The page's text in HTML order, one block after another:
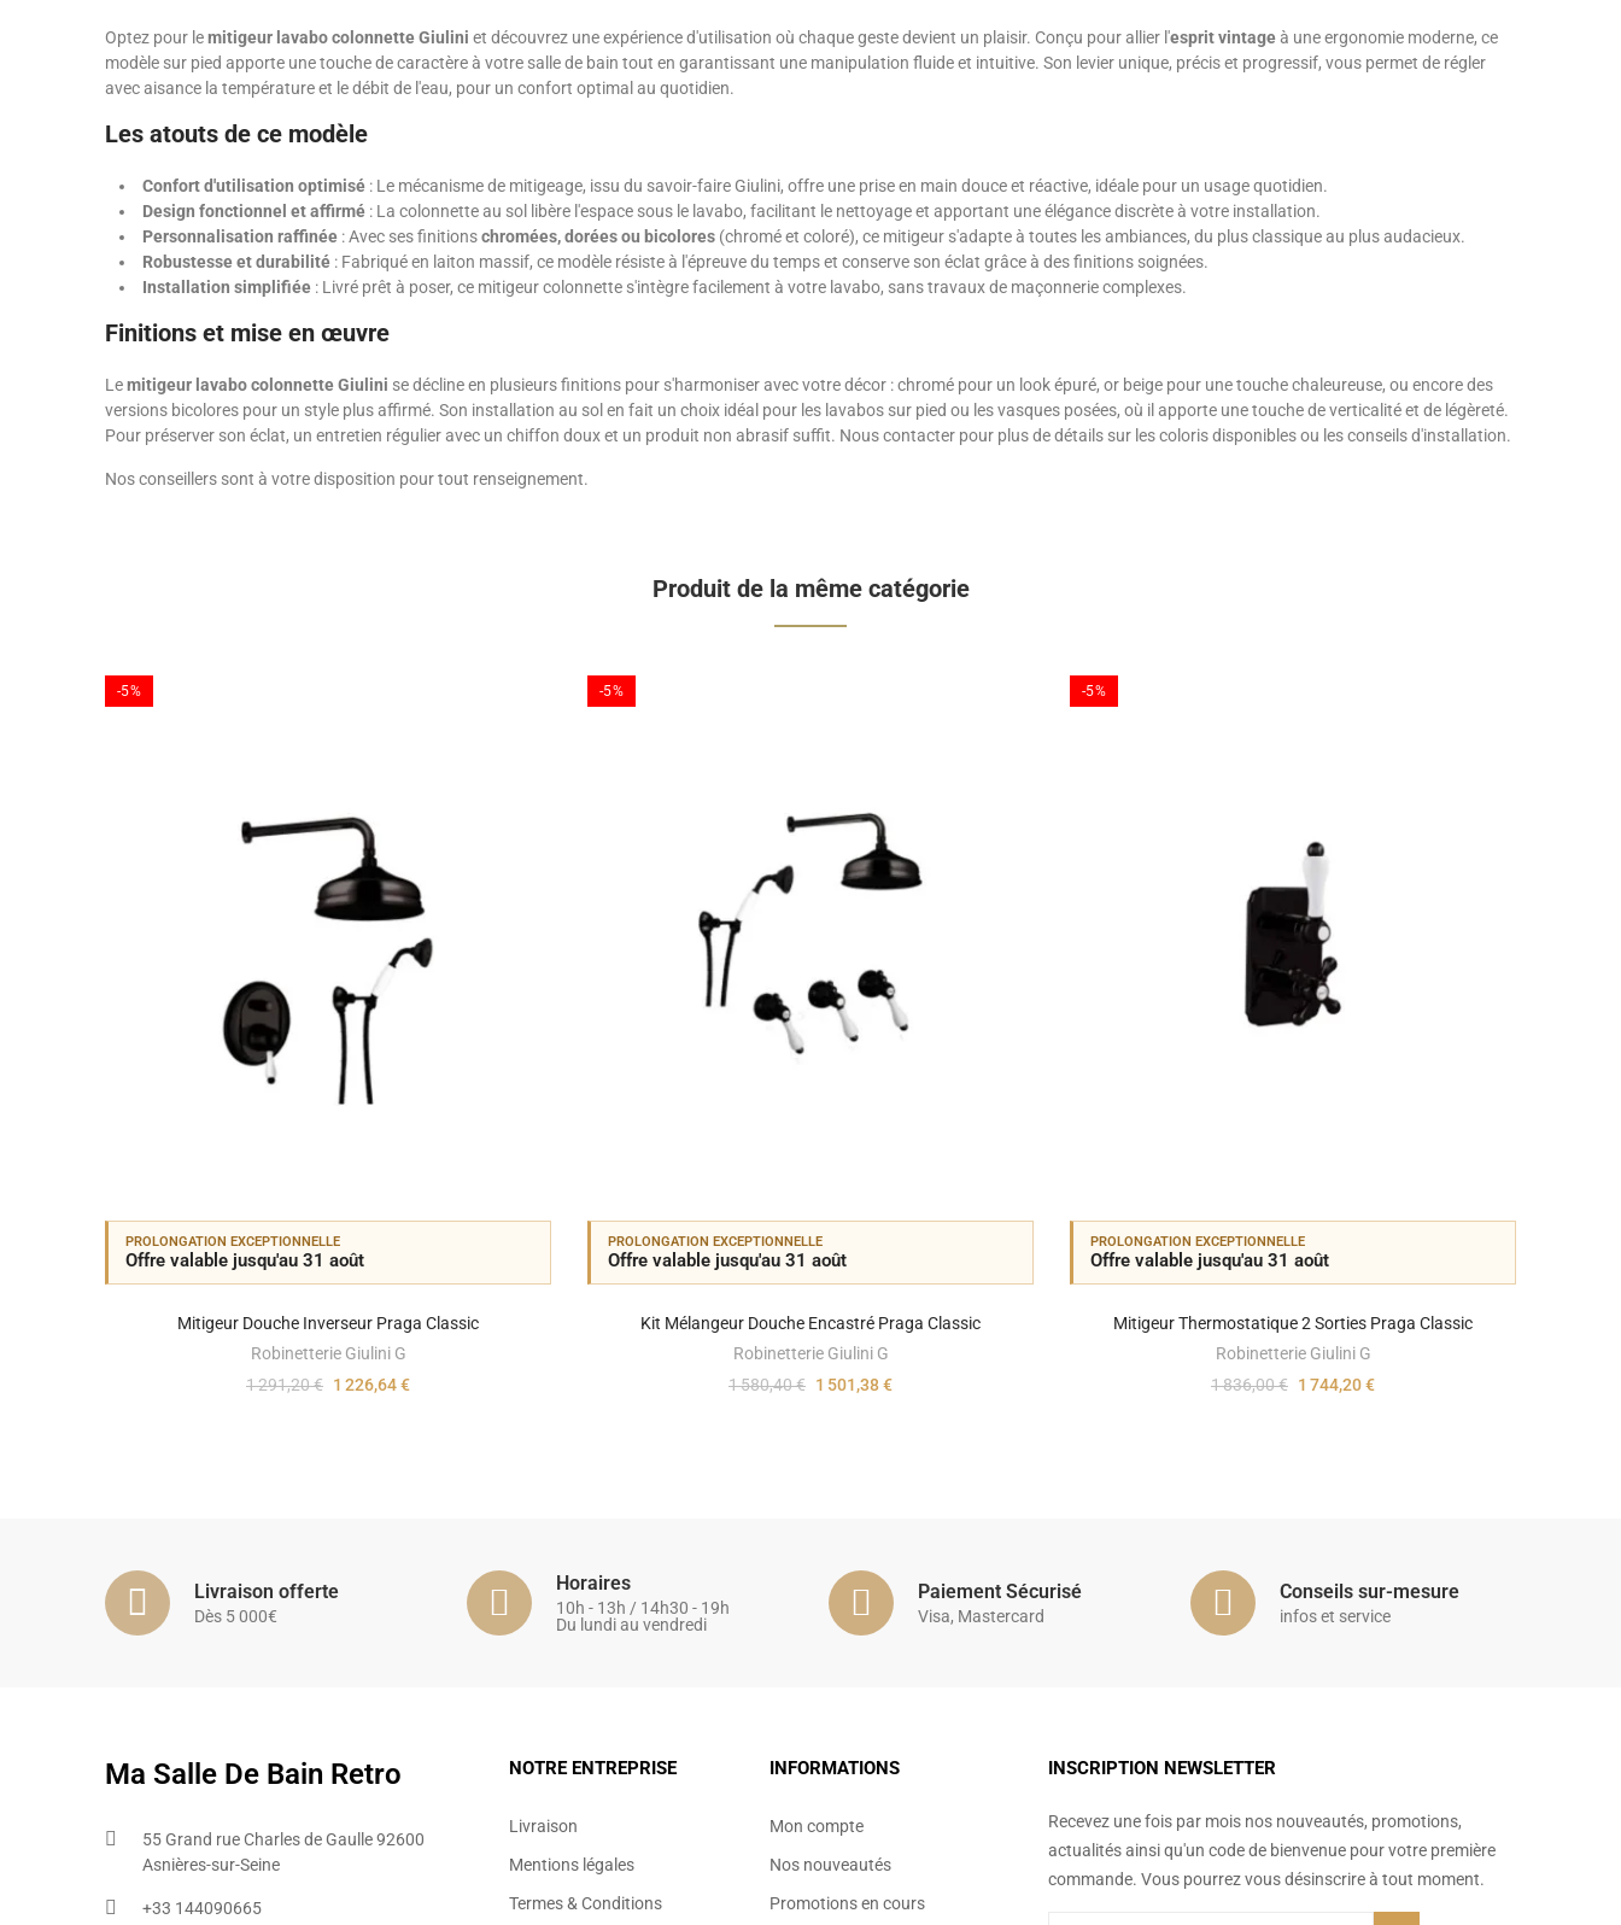
Optez pour lemitigeur lavabo colonnette Giulini et découvrez une expérience d'utilisation où chaque geste devient un plaisir. Conçu pour allier l'esprit vintageà une ergonomie moderne, ce
modèle sur pied apporte une touche de caractère à votre salle de bain tout en garantissant une manipulation fluide et intuitive. Son levier unique, précis et progressif, vous permet de régler
avec aisance la température et le débit de l'eau, pour un confort optimal au quotidien.
Les atouts de ce modèle
Confort d'utilisation optimisé : Le mécanisme de mitigeage, issu du savoir-faire Giulini, offre une prise en main douce et réactive, idéale pour un usage quotidien.
Design fonctionnel et affirmé : La colonnette au sol libère l'espace sous le lavabo, facilitant le nettoyage et apportant une élégance discrète à votre installation.
Personnalisation raffinée : Avec ses finitionschromées, dorées ou bicolores (chromé et coloré), ce mitigeur s'adapte à toutes les ambiances, du plus classique au plus audacieux.
Robustesse et durabilité : Fabriqué en laiton massif, ce modèle résiste à l'épreuve du temps et conserve son éclat grâce à des finitions soignées.
Installation simplifiée : Livré prêt à poser, ce mitigeur colonnette s'intègre facilement à votre lavabo, sans travaux de maçonnerie complexes.
Finitions et mise en œuvre
Lemitigeur lavabo colonnette Giulini se décline en plusieurs finitions pour s'harmoniser avec votre décor : chromé pour un look épuré, or beige pour une touche chaleureuse, ou encore des
versions bicolores pour un style plus affirmé. Son installation au sol en fait un choix idéal pour les lavabos sur pied ou les vasques posées, où il apporte une touche de verticalité et de légèreté.
Pour préserver son éclat, un entretien régulier avec un chiffon doux et un produit non abrasif suffit. Nous contacter pour plus de détails sur les coloris disponibles ou les conseils d'installation.
Nos conseillers sont à votre disposition pour tout renseignement.
Produit de la même catégorie
-5%
PROLONGATION EXCEPTIONNELLE
Offre valable jusqu'au 31 août
Mitigeur Douche Inverseur Praga Classic
Robinetterie Giulini G
1 291,20 € 1 226,64 €
-5%
PROLONGATION EXCEPTIONNELLE
Offre valable jusqu'au 31 août
Kit Mélangeur Douche Encastré Praga Classic
Robinetterie Giulini G
1 580,40 € 1 501,38 €
-5%
PROLONGATION EXCEPTIONNELLE
Offre valable jusqu'au 31 août
Mitigeur Thermostatique 2 Sorties Praga Classic
Robinetterie Giulini G
1 836,00 € 1 744,20 €
Livraison offerte
Dès 5 000€
Horaires
10h - 13h / 14h30 - 19h
Du lundi au vendredi
Paiement Sécurisé
Visa, Mastercard
Conseils sur-mesure
infos et service
Ma Salle De Bain Retro
55 Grand rue Charles de Gaulle 92600
Asnières-sur-Seine
+33 144090665​
NOTRE ENTREPRISE
Livraison
Mentions légales
Termes & Conditions
INFORMATIONS
Mon compte
Nos nouveautés
Promotions en cours
INSCRIPTION NEWSLETTER
Recevez une fois par mois nos nouveautés, promotions,
actualités ainsi qu'un code de bienvenue pour votre première
commande. Vous pourrez vous désinscrire à tout moment.